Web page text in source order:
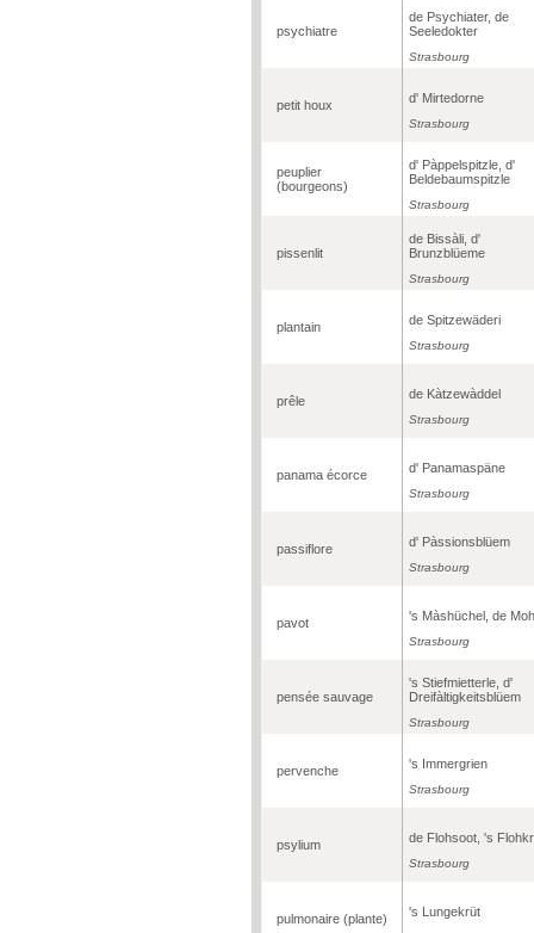
psychiatre
de Psychiater, de
Seeledokter
Strasbourg
petit houx d' Mirtedorne
Strasbourg
peuplier
(bourgeons)
d' Pàppelspitzle, d'
Beldebaumspitzle
Strasbourg
pissenlit
de Bissàli, d'
Brunzblüeme
Strasbourg
plantain de Spitzewäderi
Strasbourg
prêle de Kàtzewàddel
Strasbourg
panama écorce d' Panamaspäne
Strasbourg
passiflore d' Pàssionsblüem
Strasbourg
pavot 's Màshüchel, de
Strasbourg
pensée sauvage
's Stiefmietterle, d'
Dreifàltigkeitsblüem
Strasbourg
pervenche 's Immergrien
Strasbourg
psylium de Flohsoot, 's
Strasbourg
pulmonaire (plante) 's Lungekrüt